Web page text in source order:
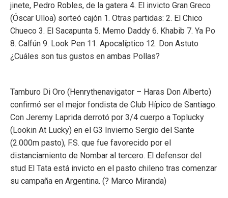
jinete, Pedro Robles, de la gatera 4. El invicto Gran Greco
(Óscar Ulloa) sorteó cajón 1. Otras partidas: 2. El Chico
Chueco 3. El Sacapunta 5. Memo Daddy 6. Khabib 7. Ya Po
8. Calfún 9. Look Pen 11. Apocalíptico 12. Don Astuto
¿Cuáles son tus gustos en ambas Pollas?
Tamburo Di Oro (Henrythenavigator – Haras Don Alberto)
confirmó ser el mejor fondista de Club Hípico de Santiago.
Con Jeremy Laprida derrotó por 3/4 cuerpo a Toplucky
(Lookin At Lucky) en el G3 Invierno Sergio del Sante
(2.000m pasto), F.S. que fue favorecido por el
distanciamiento de Nombar al tercero. El defensor del
stud El Tata está invicto en el pasto chileno tras comenzar
su campaña en Argentina. (? Marco Miranda)